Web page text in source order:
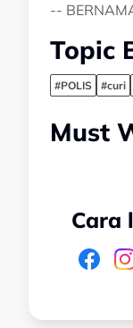
--
Topic
#POLIS #curi
Must
Cara